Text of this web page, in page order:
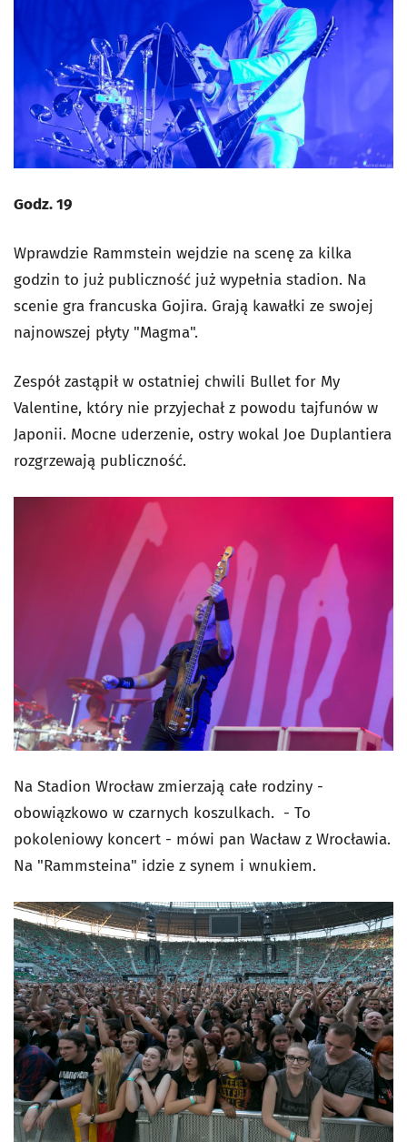
Godz. 19
Wprawdzie Rammstein wejdzie na scenę za kilka
godzin to już publiczność już wypełnia stadion. Na
scenie gra francuska Gojira. Grają kawałki ze swojej
najnowszej płyty "Magma".
Zespół zastąpił w ostatniej chwili Bullet for My
Valentine, który nie przyjechał z powodu tajfunów w
Japonii. Mocne uderzenie, ostry wokal Joe Duplantiera
rozgrzewają publiczność.
Na Stadion Wrocław zmierzają całe rodziny -
obowiązkowo w czarnych koszulkach. - To
pokoleniowy koncert - mówi pan Wacław z Wrocławia.
Na "Rammsteina" idzie z synem i wnukiem.